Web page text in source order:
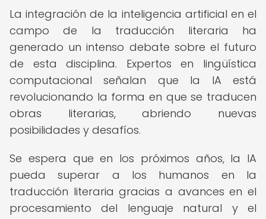
La integración de la inteligencia artificial en el
campo de la traducción literaria ha
generado un intenso debate sobre el futuro
de esta disciplina. Expertos en lingüística
computacional señalan que la IA está
revolucionando la forma en que se traducen
obras literarias, abriendo nuevas
posibilidades y desafíos.
Se espera que en los próximos años, la IA
pueda superar a los humanos en la
traducción literaria gracias a avances en el
procesamiento del lenguaje natural y el